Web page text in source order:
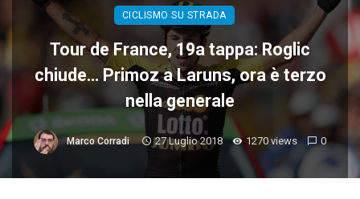
CICLISMO SU STRADA
Tour de France, 19a tappa: Roglic
chiude… Primoz a Laruns, ora è terzo
nella generale
Marco Corradi 27 Luglio 2018 1270 views 0